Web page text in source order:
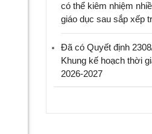
có thể kiêm nhiệm
giáo dục sau sắp xếp
Đã có Quyết định
Khung kế hoạch thời
2026-2027